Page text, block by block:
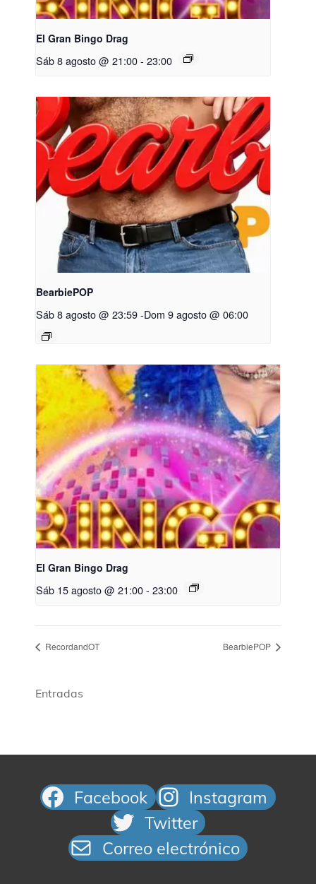
El Gran Bingo Drag
Sáb 8 agosto @ 21:00- 23:00
BearbiePOP
Sáb 8 agosto @ 23:59-Dom 9 agosto @ 06:00
El Gran Bingo Drag
Sáb 15 agosto @ 21:00- 23:00
RecordandOT BearbiePOP
Entradas
Facebook
Instagram
Twitter
Correo electrónico